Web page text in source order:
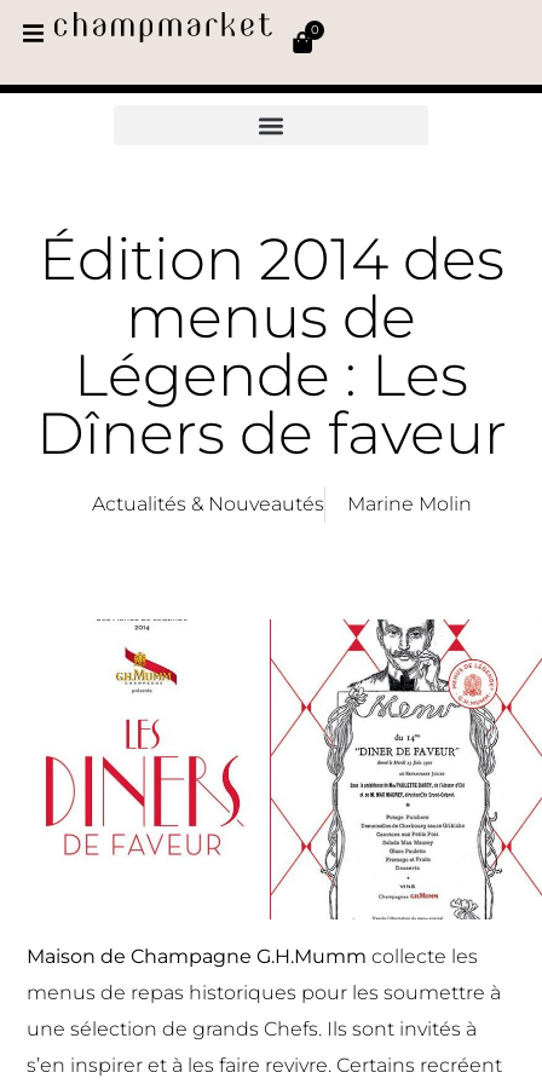
0
Édition 2014 des
menus de
Légende : Les
Dîners de faveur
Actualités & Nouveautés Marine Molin
Maison de Champagne G.H.Mumm collecte les
menus de repas historiques pour les soumettre à
une sélection de grands Chefs. Ils sont invités à
s’en inspirer et à les faire revivre. Certains recréent